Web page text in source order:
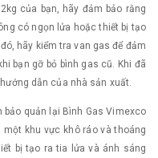
của bạn, hãy đảm bảo rằng
có ngọn lửa hoặc thiết bị tạo
hãy kiểm tra van gas để đảm
bạn gỡ bỏ bình gas cũ. Khi đã
dẫn của nhà sản xuất.
quản lại Bình Gas Vimexco
khu vực khô ráo và thoáng
bị tạo ra tia lửa và ánh sáng